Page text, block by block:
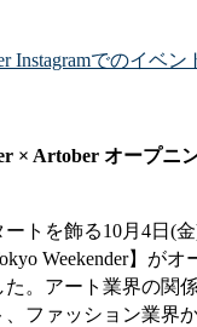
Instagramでのイベン
× Artober オープニ
トを飾る10月4日(金)
Weekender】が
た。アート業界の関
、ファッション業界